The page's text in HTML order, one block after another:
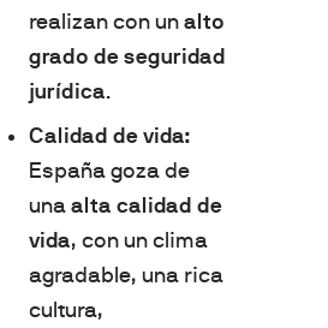
realizan con un alto
grado de seguridad
jurídica.
Calidad de vida:
España goza de
una alta calidad de
vida, con un clima
agradable, una rica
cultura,